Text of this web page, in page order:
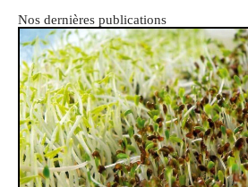
Nos dernières publications